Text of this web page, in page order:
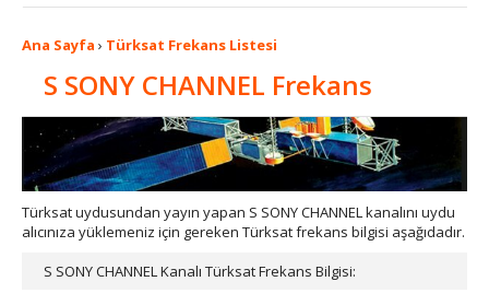
Ana Sayfa › Türksat Frekans Listesi
S SONY CHANNEL Frekans
Türksat uydusundan yayın yapan S SONY CHANNEL kanalını uydu
alıcınıza yüklemeniz için gereken Türksat frekans bilgisi aşağıdadır.
S SONY CHANNEL Kanalı Türksat Frekans Bilgisi: